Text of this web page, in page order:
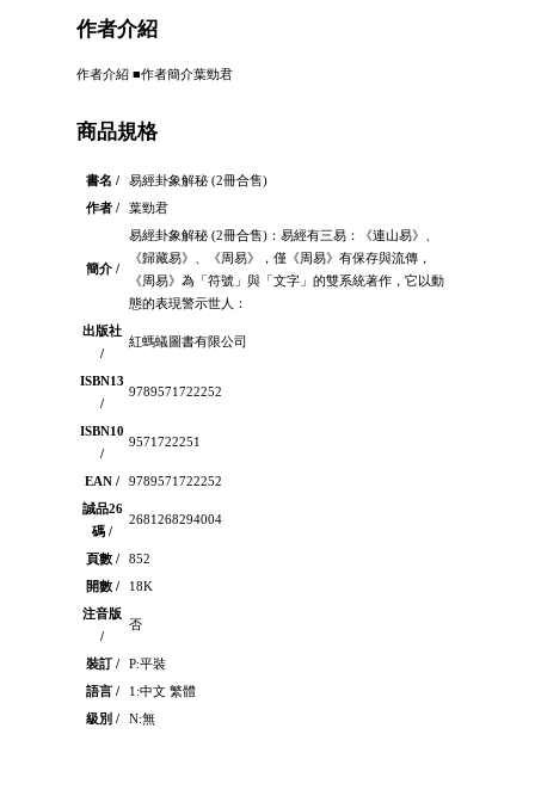
作者介紹
作者介紹 ■作者簡介葉勁君
商品規格
書名 /
易經卦象解秘 (2冊合售)
作者 /
葉勁君
簡介 /
易經卦象解秘 (2冊合售)：易經有三易：《連山易》、
《歸藏易》、《周易》，僅《周易》有保存與流傳，
《周易》為「符號」與「文字」的雙系統著作，它以動
態的表現警示世人：
出版社
/
紅螞蟻圖書有限公司
ISBN13
/
9789571722252
ISBN10
/
9571722251
EAN /
9789571722252
誠品26
碼 /
2681268294004
頁數 /
852
開數 /
18K
注音版
/
否
裝訂 /
P:平裝
語言 /
1:中文 繁體
級別 /
N:無